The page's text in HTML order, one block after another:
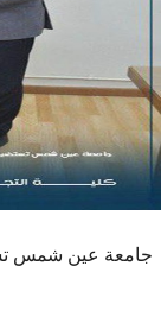
جامعة عين شمس